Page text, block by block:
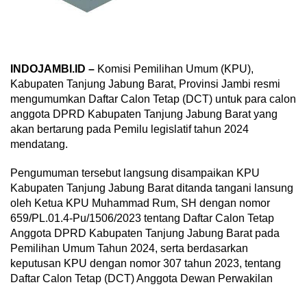
INDOJAMBI.ID – Komisi Pemilihan Umum (KPU),
Kabupaten Tanjung Jabung Barat, Provinsi Jambi resmi
mengumumkan Daftar Calon Tetap (DCT) untuk para calon
anggota DPRD Kabupaten Tanjung Jabung Barat yang
akan bertarung pada Pemilu legislatif tahun 2024
mendatang.
Pengumuman tersebut langsung disampaikan KPU
Kabupaten Tanjung Jabung Barat ditanda tangani lansung
oleh Ketua KPU Muhammad Rum, SH dengan nomor
659/PL.01.4-Pu/1506/2023 tentang Daftar Calon Tetap
Anggota DPRD Kabupaten Tanjung Jabung Barat pada
Pemilihan Umum Tahun 2024, serta berdasarkan
keputusan KPU dengan nomor 307 tahun 2023, tentang
Daftar Calon Tetap (DCT) Anggota Dewan Perwakilan